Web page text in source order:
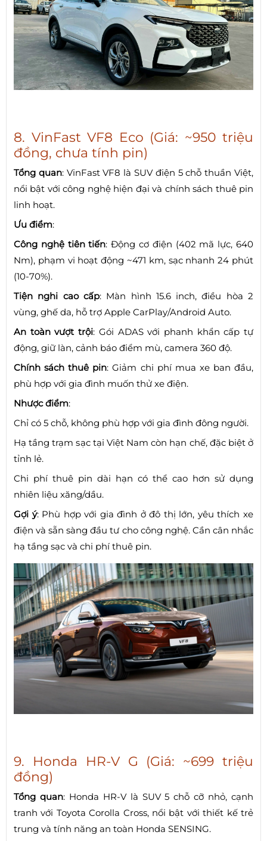
8. VinFast VF8 Eco (Giá: ~950 triệu
đồng, chưa tính pin)
Tổng quan: VinFast VF8 là SUV điện 5 chỗ thuần Việt,
nổi bật với công nghệ hiện đại và chính sách thuê pin
linh hoạt.
Ưu điểm:
Công nghệ tiên tiến: Động cơ điện (402 mã lực, 640
Nm), phạm vi hoạt động ~471 km, sạc nhanh 24 phút
(10-70%).
Tiện nghi cao cấp: Màn hình 15.6 inch, điều hòa 2
vùng, ghế da, hỗ trợ Apple CarPlay/Android Auto.
An toàn vượt trội: Gói ADAS với phanh khẩn cấp tự
động, giữ làn, cảnh báo điểm mù, camera 360 độ.
Chính sách thuê pin: Giảm chi phí mua xe ban đầu,
phù hợp với gia đình muốn thử xe điện.
Nhược điểm:
Chỉ có 5 chỗ, không phù hợp với gia đình đông người.
Hạ tầng trạm sạc tại Việt Nam còn hạn chế, đặc biệt ở
tỉnh lẻ.
Chi phí thuê pin dài hạn có thể cao hơn sử dụng
nhiên liệu xăng/dầu.
Gợi ý: Phù hợp với gia đình ở đô thị lớn, yêu thích xe
điện và sẵn sàng đầu tư cho công nghệ. Cần cân nhắc
hạ tầng sạc và chi phí thuê pin.
9. Honda HR-V G (Giá: ~699 triệu
đồng)
Tổng quan: Honda HR-V là SUV 5 chỗ cỡ nhỏ, cạnh
tranh với Toyota Corolla Cross, nổi bật với thiết kế trẻ
trung và tính năng an toàn Honda SENSING.